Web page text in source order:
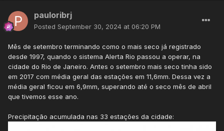
pauloribrj
Posted September 30, 2024 at 06:20 PM
Mês de setembro terminando como o mais seco já registrado
desde 1997, quando o sistema Alerta Rio passou a operar, na
cidade do Rio de Janeiro. Antes o setembro mais seco tinha sido
em 2017 com média geral das estações em 11,6mm. Dessa vez a
média geral ficou em 6,9mm, superando até o seco mês de abril
que tivemos esse ano.
Precipitação acumulada nas 33 estações da cidade: